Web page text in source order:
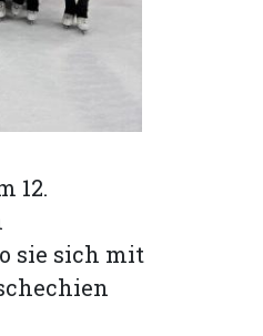
12.
sie sich mit